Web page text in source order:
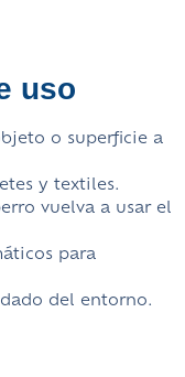
uso
o superficie a
y textiles.
vuelva a usar el
para
del entorno.